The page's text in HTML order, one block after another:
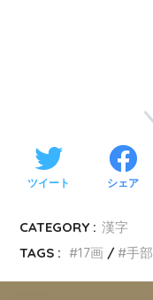
ツイート シェア
CATEGORY : 漢字
TAGS :
17画 手部